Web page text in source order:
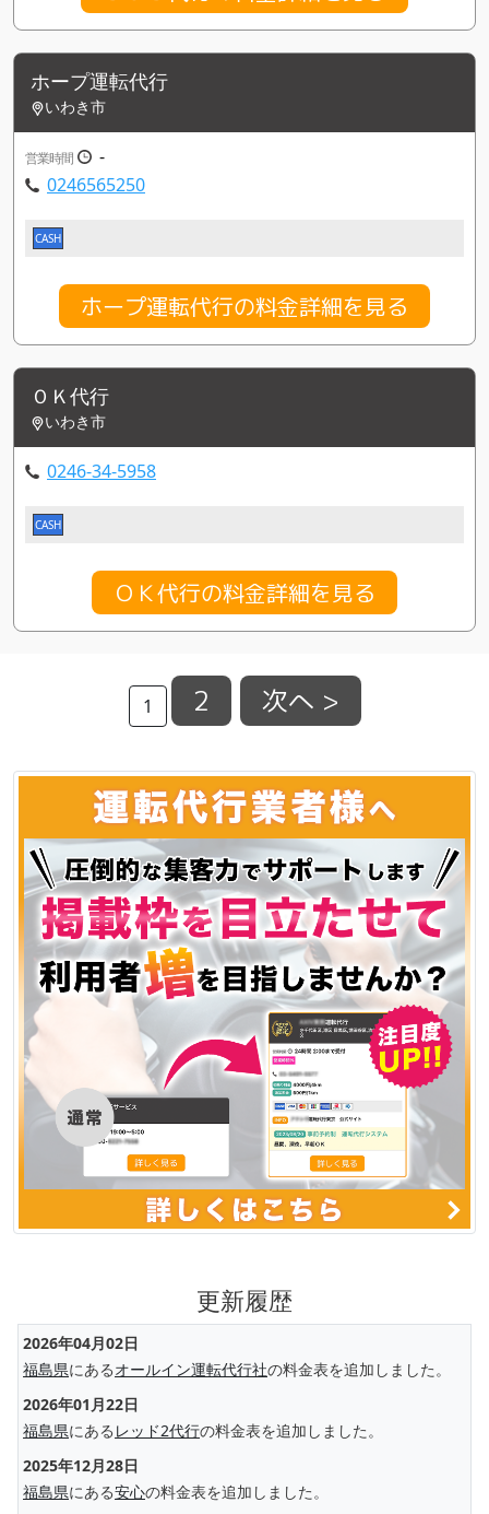
ホープ運転代行
いわき市
営業時間
-
0246565250
CASH
ホープ運転代行の料金詳細を見る
ＯＫ代行
いわき市
0246-34-5958
CASH
ＯＫ代行の料金詳細を見る
1 2 次へ >
更新履歴
2026年04月02日
福島県にあるオールイン運転代行社の料金表を追加しました。
2026年01月22日
福島県にある レッド2代行の料金表を追加しました。
2025年12月28日
福島県にある安心の料金表を追加しました。